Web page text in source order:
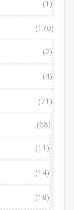
(1)
(170)
(2)
(4)
(71)
(68)
(11)
(14)
(18)